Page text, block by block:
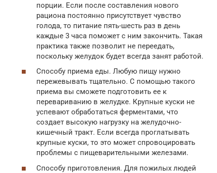
порции. Если после составления нового
рациона постоянно присутствует чувство
голода, то питание пять-шесть раз в день
каждые 3 часа поможет с ним закончить. Такая
практика также позволит не переедать,
поскольку желудок будет всегда занят работой.
Способу приема еды. Любую пищу нужно
пережевывать тщательно. С помощью такого
приема вы сможете подготовить ее к
перевариванию в желудке. Крупные куски не
успевают обработаться ферментами, что
создает высокую нагрузку на желудочно-
кишечный тракт. Если всегда проглатывать
крупные куски, то это может спровоцировать
проблемы с пищеварительными железами.
Способу приготовления. Для пожилых людей